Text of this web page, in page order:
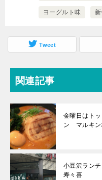
ヨーグルト味
Tweet
関連記事
金曜日はト
ン マルキ
小豆沢ラン
寿々喜